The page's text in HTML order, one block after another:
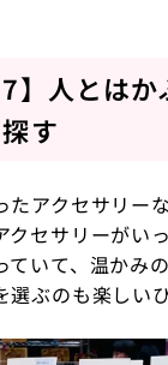
7】人とは
す
たアクセサリー
クセサリーがい
いて、温かみ
ぶのも楽しい